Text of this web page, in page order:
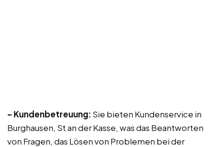
– Kundenbetreuung: Sie bieten Kundenservice in
Burghausen, St an der Kasse, was das Beantworten
von Fragen, das Lösen von Problemen bei der